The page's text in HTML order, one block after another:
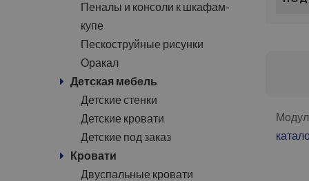
Пеналы и консоли к шкафам-
купе
Пескоструйные рисунки
Оракал
Детская мебель
Детские стенки
Детские кровати
Детские под заказ
Кровати
Двуспальные кровати